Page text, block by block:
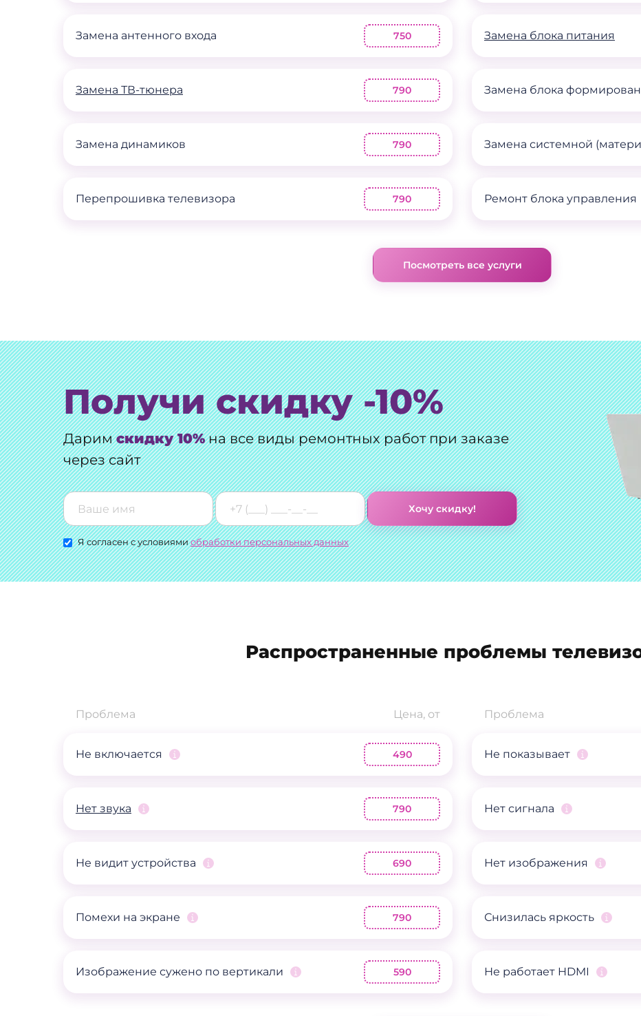
Замена антенного входа 750 Замена блока питания
Замена ТВ-тюнера 790 Замена блока
Замена динамиков 790 Замена системной
Перепрошивка телевизора 790 Ремонт блока управления
Посмотреть все услуги
Получи скидку -10%
Даримскидку 10%на все виды ремонтных работ при заказе
через сайт
Хочу скидку!
Я согласен с условиямиобработки персональных данных
Распространенные проблемы
Проблема Цена, от Проблема
Не включается 490 Не показывает
Нет звука 790 Нет сигнала
Не видит устройства 690 Нет изображения
Помехи на экране 790 Снизилась яркость
Изображение сужено по вертикали 590 Не работает HDMI